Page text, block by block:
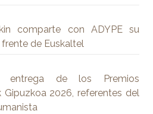
comparte con ADYPE su
de Euskaltel
entrega de los Premios
Gipuzkoa 2026, referentes del